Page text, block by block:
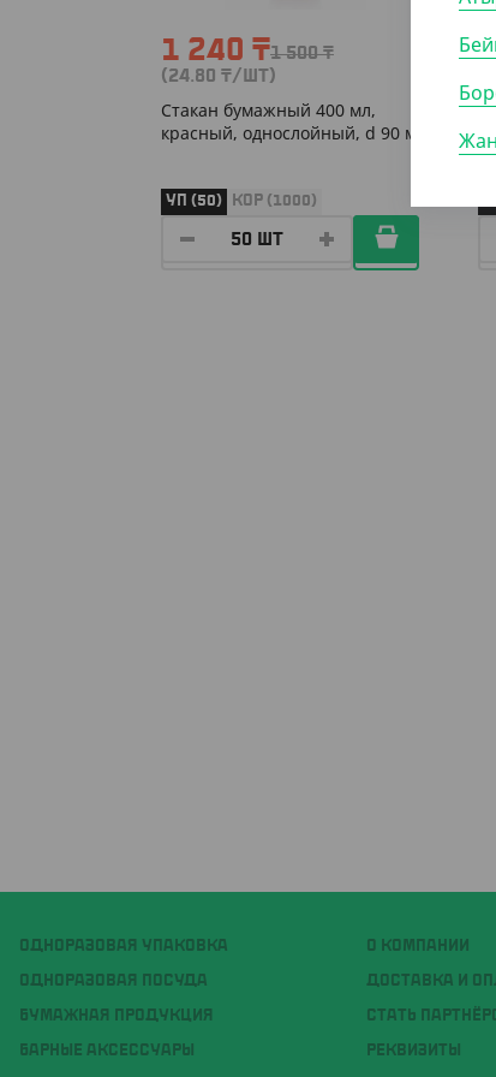
1 240 ₸1 500₸
(24.80 ₸/ШТ)
Cтакан бумажный 400 мл,
красный, однослойный, d 90 мм
УП (50) КОР (1000)
ОДНОРАЗОВАЯ УПАКОВКА
ОДНОРАЗОВАЯ ПОСУДА
БУМАЖНАЯ ПРОДУКЦИЯ
БАРНЫЕ АКСЕССУАРЫ
О КОМПАНИИ
ДОСТАВКА И
СТАТЬ
РЕКВИЗИТЫ